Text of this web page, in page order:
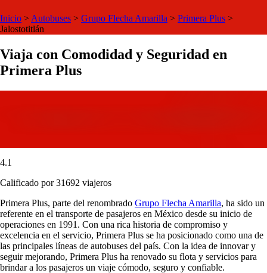
Inicio > Autobuses > Grupo Flecha Amarilla > Primera Plus >
Jalostotitlán
Viaja con Comodidad y Seguridad en
Primera Plus
4.1
Calificado por 31692 viajeros
Primera Plus, parte del renombrado Grupo Flecha Amarilla, ha sido un
referente en el transporte de pasajeros en México desde su inicio de
operaciones en 1991. Con una rica historia de compromiso y
excelencia en el servicio, Primera Plus se ha posicionado como una de
las principales líneas de autobuses del país. Con la idea de innovar y
seguir mejorando, Primera Plus ha renovado su flota y servicios para
brindar a los pasajeros un viaje cómodo, seguro y confiable.